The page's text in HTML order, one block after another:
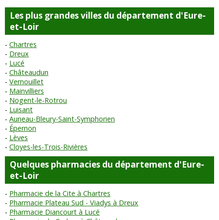
Les plus grandes villes du département d'Eure-
et-Loir
Chartres
Dreux
Lucé
Châteaudun
Vernouillet
Mainvilliers
Nogent-le-Rotrou
Luisant
Auneau-Bleury-Saint-Symphorien
Épernon
Lèves
Cloyes-les-Trois-Rivières
Quelques pharmacies du département d'Eure-
et-Loir
Pharmacie de la Cite à Chartres
Pharmacie Plateau Sud - Viadys à Dreux
Pharmacie Diancourt à Lucé